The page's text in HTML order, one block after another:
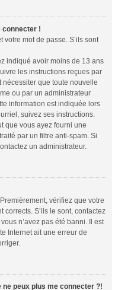
connecter !
votre mot de passe. S’ils sont
indiqué avoir moins de 13 ans
les instructions reçues par
que toute nouvelle
ou par un administrateur
information est indiquée lors
suivez ses instructions.
que vous ayez fourni une
par un filtre anti-spam. Si
un administrateur.
vérifiez que votre
corrects. S’ils le sont, contactez
n’avez pas été banni. Il est
Internet ait une erreur de
peux plus me connecter ?!